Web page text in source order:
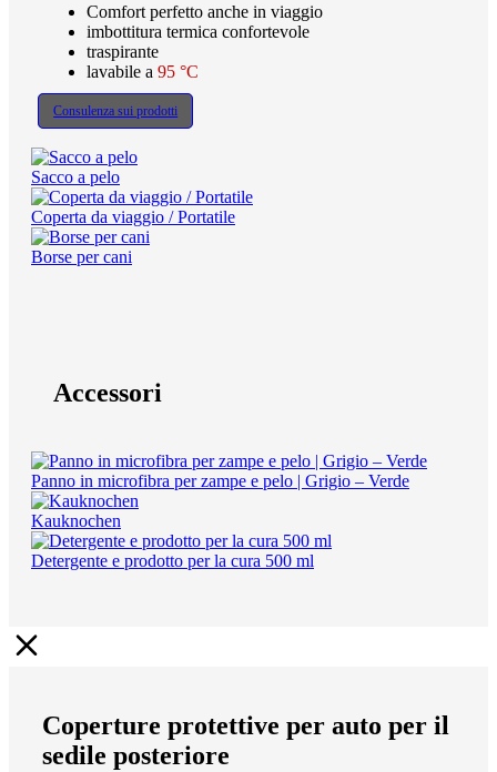
Comfort perfetto anche in viaggio
imbottitura termica confortevole
traspirante
lavabile a 95 °C
Consulenza sui prodotti
Sacco a pelo
Coperta da viaggio / Portatile
Borse per cani
Accessori
Panno in microfibra per zampe e pelo | Grigio – Verde
Kauknochen
Detergente e prodotto per la cura 500 ml
Coperture protettive per auto per il
sedile posteriore